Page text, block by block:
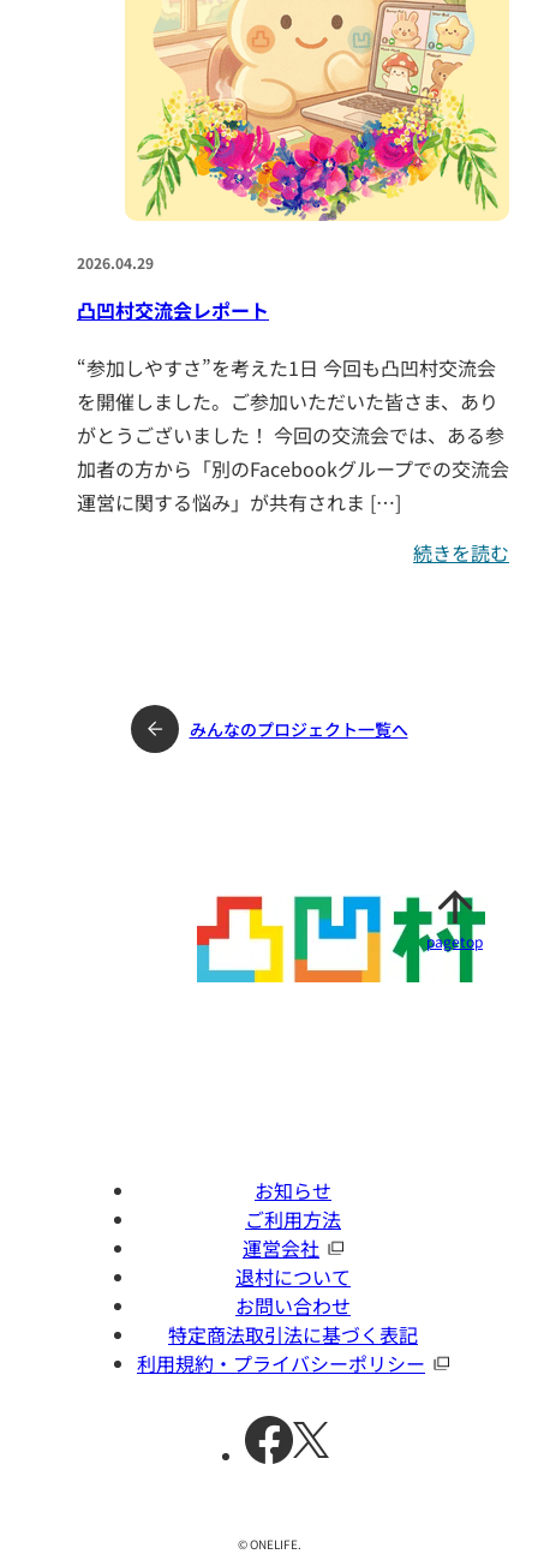
2026.04.29
凸凹村交流会レポート
“参加しやすさ”を考えた1日 今回も凸凹村交流会
を開催しました。ご参加いただいた皆さま、あり
がとうございました！ 今回の交流会では、ある参
加者の方から「別のFacebookグループでの交流会
運営に関する悩み」が共有されま […]
続きを読む
みんなのプロジェクト一覧へ
pagetop
お知らせ
ご利用方法
運営会社
退村について
お問い合わせ
特定商法取引法に基づく表記
利用規約・プライバシーポリシー
© ONELIFE.